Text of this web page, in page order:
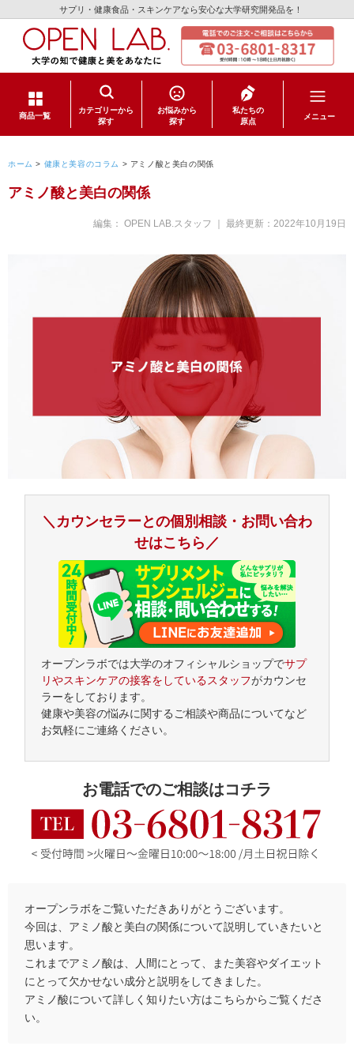
サプリ・健康食品・スキンケアなら安心な大学研究開発品を！
商品一覧
カテゴリーから
探す
健康食品
スキンケア
お悩みから
探す
私たちの
原点
メニュー
ホーム > 健康と美容のコラム > アミノ酸と美白の関係
アミノ酸と美白の関係
編集： OPEN LAB.スタッフ ｜ 最終更新： 2022年10月19日
＼カウンセラーとの個別相談・お問い合わ
せはこちら／
オープンラボでは大学のオフィシャルショップでサプ
リやスキンケアの接客をしているスタッフがカウンセ
ラーをしております。
健康や美容の悩みに関するご相談や商品についてなど
お気軽にご連絡ください。
お電話でのご相談はコチラ
オープンラボをご覧いただきありがとうございます。
今回は、アミノ酸と美白の関係について説明していきたいと
思います。
これまでアミノ酸は、人間にとって、また美容やダイエット
にとって欠かせない成分と説明をしてきました。
アミノ酸について詳しく知りたい方はこちらからご覧くださ
い。